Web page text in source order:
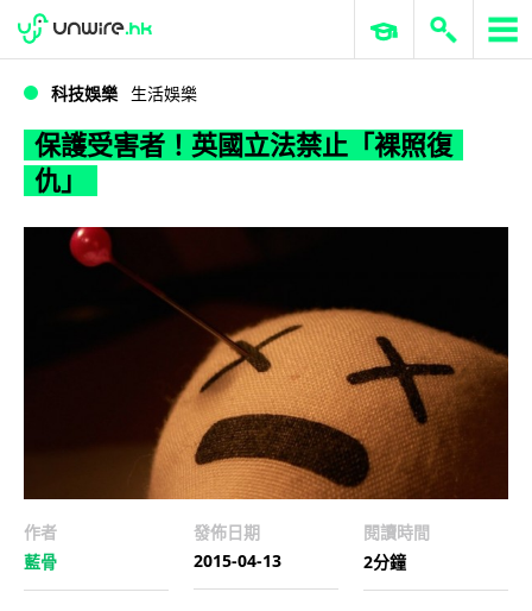
保護受害者！英國立法禁止「裸照復仇」
WWDC 2026 ERP 與商業 AI
科技娛樂 生活娛樂
保護受害者！英國立法禁止「裸照復
仇」
作者
藍骨
發佈日期
2015-04-13
閱讀時間
2分鐘